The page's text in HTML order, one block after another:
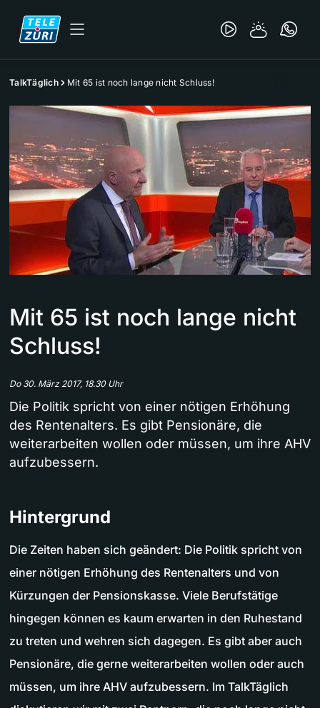
TalkTäglich Mit 65 ist noch lange nicht Schluss!
Mit 65 ist noch lange nicht
Schluss!
Do 30. März 2017, 18.30 Uhr
Die Politik spricht von einer nötigen Erhöhung
des Rentenalters. Es gibt Pensionäre, die
weiterarbeiten wollen oder müssen, um ihre AHV
aufzubessern.
Hintergrund
Die Zeiten haben sich geändert: Die Politik spricht von
einer nötigen Erhöhung des Rentenalters und von
Kürzungen der Pensionskasse. Viele Berufstätige
hingegen können es kaum erwarten in den Ruhestand
zu treten und wehren sich dagegen. Es gibt aber auch
Pensionäre, die gerne weiterarbeiten wollen oder auch
müssen, um ihre AHV aufzubessern. Im TalkTäglich